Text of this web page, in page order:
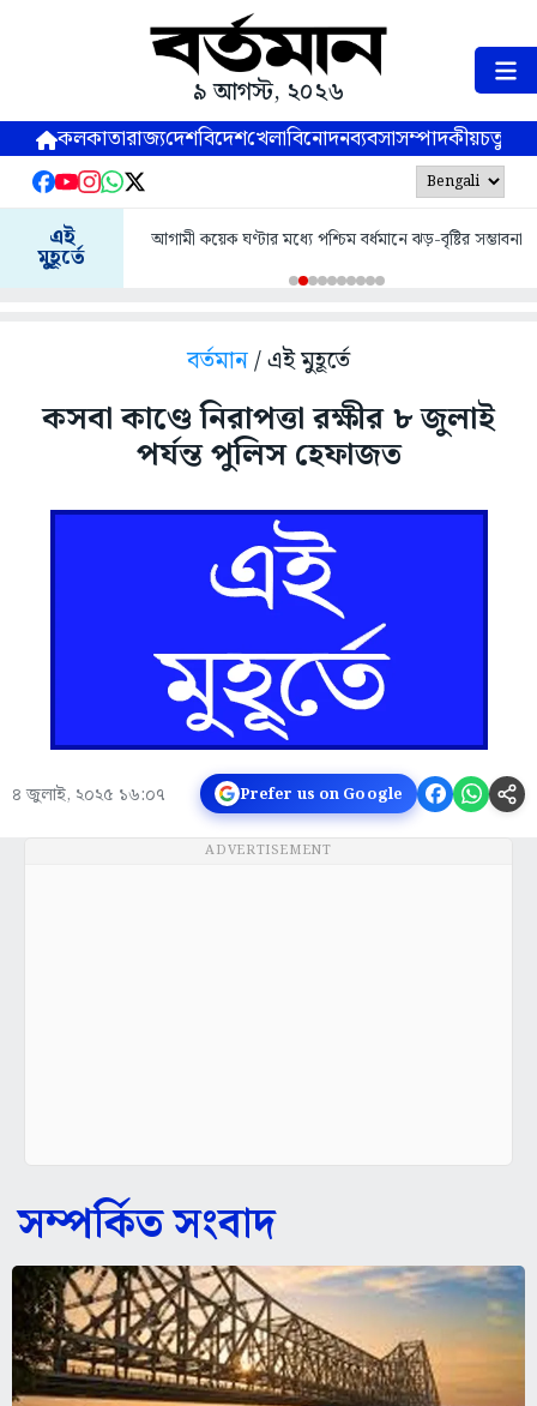
৯ আগস্ট, ২০২৬
কলকাতারাজ্যদেশবিদেশখেলাবিনোদনব্যবসাসম্পাদকীয়
এই
মুহূর্তে
আগামী কয়েক ঘণ্টার মধ্যে পশ্চিম বর্ধমানে ঝড়-বৃষ্টির সম্ভাবনা
বর্তমান/ এই মুহূর্তে
কসবা কাণ্ডে নিরাপত্তা রক্ষীর ৮ জুলাই
পর্যন্ত পুলিস হেফাজত
৪ জুলাই, ২০২৫ ১৬:০৭ Prefer us on Google
ADVERTISEMENT
সম্পর্কিত সংবাদ